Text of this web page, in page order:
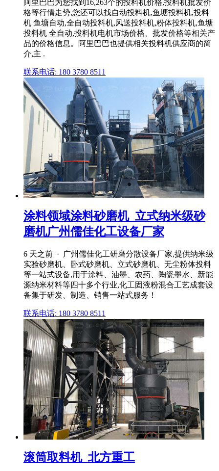
阿里巴巴为您找到16,263个的投料机价格,投料机批发价
格等行情走势,您还可以找自动投料机,鱼塘投料机,投料
机 鱼塘自动,全自动投料机,风送投料机,粉体投料机,鱼塘
投料机 全自动,投料机电机市场价格、批发价格等相关产
品的价格信息。阿里巴巴也提供相关投料机供应商的简
介,主 .
联系电话: 180 3780 8511
涂料领域涂料砂磨机_立式纳米级砂
磨机广州儒佳化工设备厂家
6 天之前 · 广州儒佳化工研磨分散设备厂家,提供纳米级
实验砂磨机、卧式砂磨机、立式砂磨机、无尘粉体投料
等一站式设备,用于涂料、油墨、农药、陶瓷墨水、新能
源纳米材料等四十多个行业,化工固液粉混合工艺成套设
备集于研发、制造、销售一站式服务！
联系电话: 180 3780 8511
滚筒取料机_北方重工